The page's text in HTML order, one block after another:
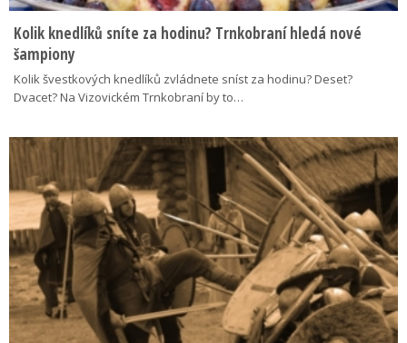
Kolik knedlíků sníte za hodinu? Trnkobraní hledá nové
šampiony
Kolik švestkových knedlíků zvládnete sníst za hodinu? Deset?
Dvacet? Na Vizovickém Trnkobraní by to…